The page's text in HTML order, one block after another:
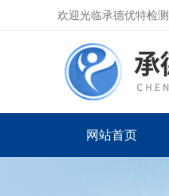
欢迎光临承德优特检
网站首页